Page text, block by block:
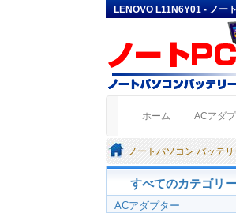
LENOVO L11N6Y01 - ノー
ホーム (current)ACアダ
ノートパソコン バッテリ
すべてのカテゴリ
ACアダプター